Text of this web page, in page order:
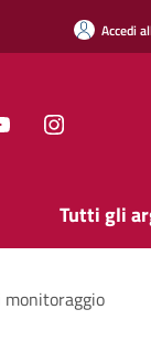
Accedi
Tutti gli
monitoraggio